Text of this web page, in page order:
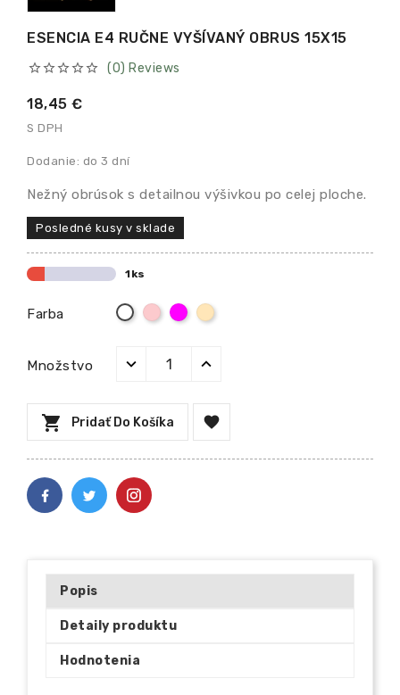
ESENCIA E4 RUČNE VYŠÍVANÝ OBRUS 15X15
 (0) Reviews
18,45 €
S DPH
Dodanie: do 3 dní
Nežný obrúsok s detailnou výšivkou po celej ploche.
Posledné kusy v sklade
1ks
Farba BielaRužováFialováBéžová
Množstvo
 Pridať Do Košíka 
Popis
Detaily produktu
Hodnotenia